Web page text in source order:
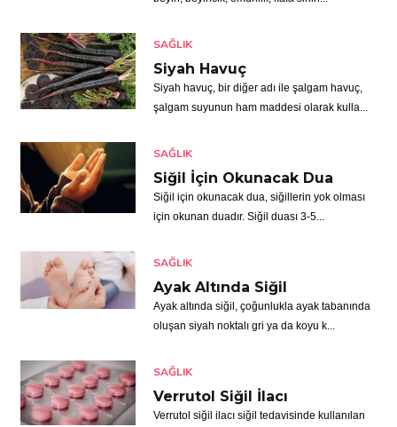
SAĞLIK
Siyah Havuç
Siyah havuç, bir diğer adı ile şalgam havuç,
şalgam suyunun ham maddesi olarak kulla...
SAĞLIK
Siğil İçin Okunacak Dua
Siğil için okunacak dua, siğillerin yok olması
için okunan duadır. Siğil duası 3-5...
SAĞLIK
Ayak Altında Siğil
Ayak altında siğil, çoğunlukla ayak tabanında
oluşan siyah noktalı gri ya da koyu k...
SAĞLIK
Verrutol Siğil İlacı
Verrutol siğil ilacı siğil tedavisinde kullanılan